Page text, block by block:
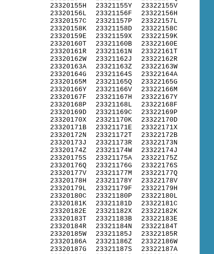
23320155H
23320156L
23320157C
23320158K
23320159E
23320160T
23320161R
23320162W
23320163A
23320164G
23320165M
23320166Y
23320167F
23320168P
23320169D
23320170X
23320171B
23320172N
23320173J
23320174Z
23320175S
23320176Q
23320177V
23320178H
23320179L
23320180C
23320181K
23320182E
23320183T
23320184R
23320185W
23320186A
23320187G
23321155Y
23321156F
23321157P
23321158D
23321159X
23321160B
23321161N
23321162J
23321163Z
23321164S
23321165Q
23321166V
23321167H
23321168L
23321169C
23321170K
23321171E
23321172T
23321173R
23321174W
23321175A
23321176G
23321177M
23321178Y
23321179F
23321180P
23321181D
23321182X
23321183B
23321184N
23321185J
23321186Z
23321187S
23322155V
23322156H
23322157L
23322158C
23322159K
23322160E
23322161T
23322162R
23322163W
23322164A
23322165G
23322166M
23322167Y
23322168F
23322169P
23322170D
23322171X
23322172B
23322173N
23322174J
23322175Z
23322176S
23322177Q
23322178V
23322179H
23322180L
23322181C
23322182K
23322183E
23322184T
23322185R
23322186W
23322187A